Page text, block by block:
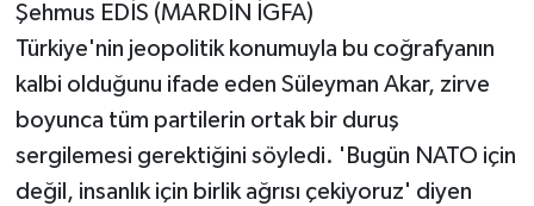
Şehmus EDİS (MARDİN İGFA)
Türkiye'nin jeopolitik konumuyla bu coğrafyanın
kalbi olduğunu ifade eden Süleyman Akar, zirve
boyunca tüm partilerin ortak bir duruş
sergilemesi gerektiğini söyledi. 'Bugün NATO için
değil, insanlık için birlik ağrısı çekiyoruz' diyen